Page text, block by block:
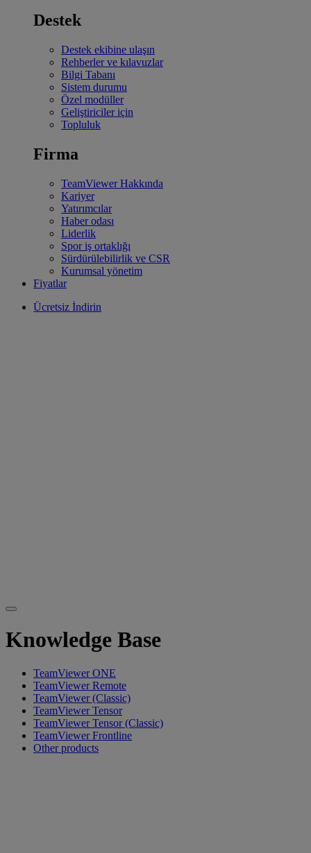
Destek
Destek ekibine ulaşın
Rehberler ve kılavuzlar
Bilgi Tabanı
Sistem durumu
Özel modüller
Geliştiriciler için
Topluluk
Firma
TeamViewer Hakkında
Kariyer
Yatırımcılar
Haber odası
Liderlik
Spor iş ortaklığı
Sürdürülebilirlik ve CSR
Kurumsal yönetim
Fiyatlar
Ücretsiz İndirin
Knowledge Base
TeamViewer ONE
TeamViewer Remote
TeamViewer (Classic)
TeamViewer Tensor
TeamViewer Tensor (Classic)
TeamViewer Frontline
Other products